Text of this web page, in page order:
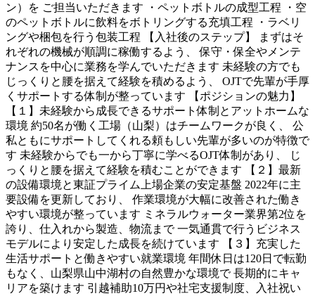
ン）を ご担当いただきます ・ペットボトルの成型工程 ・空
のペットボトルに飲料をボトリングする充填工程 ・ラベリ
ングや梱包を行う包装工程 【入社後のステップ】 まずはそ
れぞれの機械が順調に稼働するよう、 保守・保全やメンテ
ナンスを中心に業務を学んでいただきます 未経験の方でも
じっくりと腰を据えて経験を積めるよう、 OJTで先輩が手厚
くサポートする体制が整っています 【ポジションの魅力】
【１】未経験から成長できるサポート体制とアットホームな
環境 約50名が働く工場（山梨）はチームワークが良く、 公
私ともにサポートしてくれる頼もしい先輩が多いのが特徴で
す 未経験からでも一から丁寧に学べるOJT体制があり、 じ
っくりと腰を据えて経験を積むことができます 【２】最新
の設備環境と東証プライム上場企業の安定基盤 2022年に主
要設備を更新しており、 作業環境が大幅に改善された働き
やすい環境が整っています ミネラルウォーター業界第2位を
誇り、仕入れから製造、物流まで 一気通貫で行うビジネス
モデルにより安定した成長を続けています 【３】充実した
生活サポートと働きやすい就業環境 年間休日は120日で転勤
もなく、山梨県山中湖村の自然豊かな環境で 長期的にキャ
リアを築けます 引越補助10万円や社宅支援制度、入社祝い